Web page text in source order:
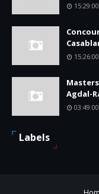
15:29:00
15:26:00
Agdal-
03:49:00
Labels